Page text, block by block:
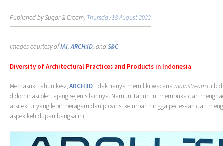
Published by Sugar & Cream, Thursday 18 August 2022
Images courtesy ofIAI,ARCH:ID, andS&C
Diversity of Architectural Practices and Products in Indonesia
Memasuki tahun ke-2,ARCH:IDtidak hanya memiliki wacana mainstreamdi
didominasi oleh ajang sejenis lainnya. Namun, tahun ini membuka dan
arsitektur yang lebih beragam dari provinsi ke urban hingga pedesaan dan
aspek kehidupan bangsa ini.